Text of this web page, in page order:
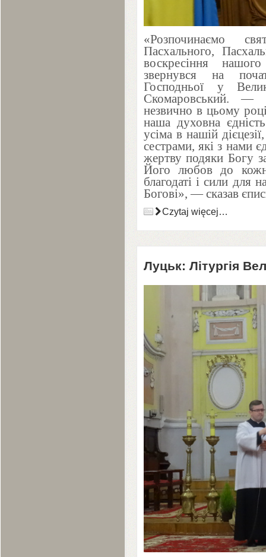
«Розпочинаємо
Пасхального,
воскресіння
звернувся на
Господньої у
Скомаровський. —
незвично в цьому
наша духовна
усіма в нашій
сестрами, які з нами
жертву подяки Богу
Його любов до
благодаті і сили для
Богові», — сказав
Czytaj więcej…
Луцьк: Літургія